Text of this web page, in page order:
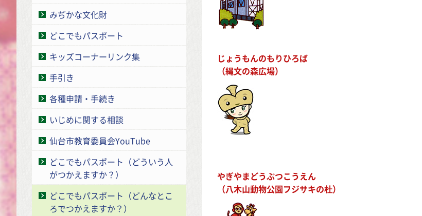
みぢかな文化財
どこでもパスポート
キッズコーナーリンク集
手引き
各種申請・手続き
いじめに関する相談
仙台市教育委員会YouTube
どこでもパスポート（どういう人
がつかえますか？）
どこでもパスポート（どんなとこ
ろでつかえますか？）
じょうもんのもりひろば
（縄文の森広場）
やぎやまどうぶつこうえん
（八木山動物公園フジサキの杜）